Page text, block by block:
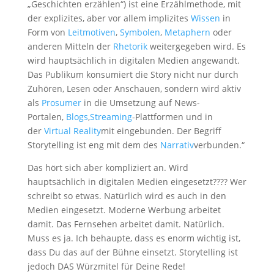
„Geschichten erzählen“) ist eine Erzählmethode, mit
der explizites, aber vor allem implizites Wissen in
Form von Leitmotiven, Symbolen, Metaphern oder
anderen Mitteln der Rhetorikweitergegeben wird. Es
wird hauptsächlich in digitalen Medien angewandt.
Das Publikum konsumiert die Story nicht nur durch
Zuhören, Lesen oder Anschauen, sondern wird aktiv
als Prosumerin die Umsetzung auf News-
Portalen, Blogs,Streaming-Plattformen und in
der Virtual Realitymit eingebunden. Der Begriff
Storytelling ist eng mit dem des Narrativverbunden.“
Das hört sich aber kompliziert an. Wird
hauptsächlich in digitalen Medien eingesetzt???? Wer
schreibt so etwas. Natürlich wird es auch in den
Medien eingesetzt. Moderne Werbung arbeitet
damit. Das Fernsehen arbeitet damit. Natürlich.
Muss es ja. Ich behaupte, dass es enorm wichtig ist,
dass Du das auf der Bühne einsetzt. Storytelling ist
jedoch DAS Würzmitel für Deine Rede!